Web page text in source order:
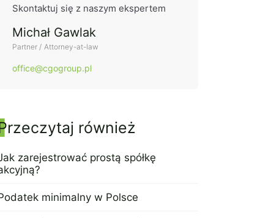
Skontaktuj się z naszym ekspertem
Michał Gawlak
Partner / Attorney-at-law
office@cgogroup.pl
również
zarejestrować prostą spółkę
minimalny w Polsce